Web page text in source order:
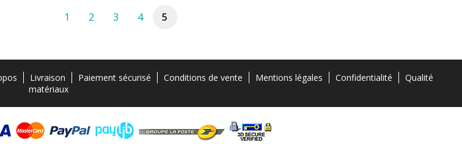
1 2 3 4 5
Livraison Paiement sécurisé Conditions de vente Mentions légales Confidentialité
Qualité
matériaux